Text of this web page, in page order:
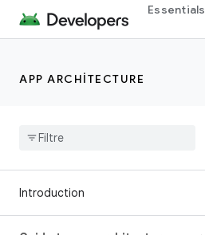
Essentials
APP ARCHITECTURE
Introduction